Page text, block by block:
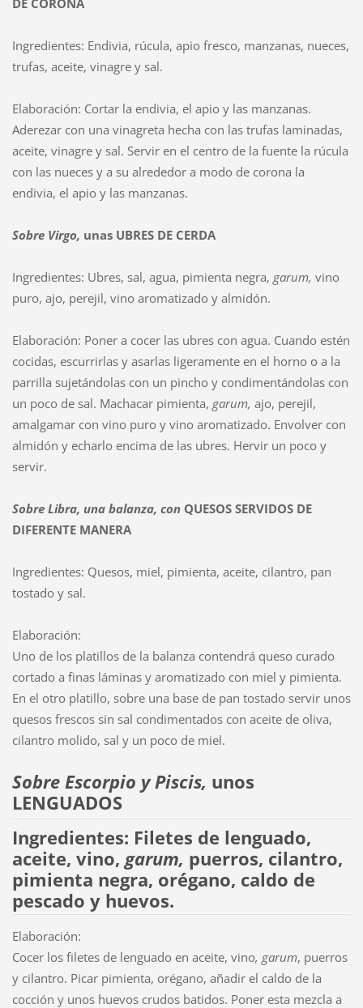
DE CORONA
Ingredientes: Endivia, rúcula, apio fresco, manzanas, nueces,
trufas, aceite, vinagre y sal.
Elaboración: Cortar la endivia, el apio y las manzanas.
Aderezar con una vinagreta hecha con las trufas laminadas,
aceite, vinagre y sal. Servir en el centro de la fuente la rúcula
con las nueces y a su alrededor a modo de corona la
endivia, el apio y las manzanas.
SobreVirgo, unas UBRES DE CERDA
Ingredientes: Ubres, sal, agua, pimienta negra, garum, vino
puro, ajo, perejil, vino aromatizado y almidón.
Elaboración: Poner a cocer las ubres con agua. Cuando estén
cocidas, escurrirlas y asarlas ligeramente en el horno o a la
parrilla sujetándolas con un pincho y condimentándolas con
un poco de sal. Machacar pimienta, garum, ajo, perejil,
amalgamar con vino puro y vino aromatizado. Envolver con
almidón y echarlo encima de las ubres. Hervir un poco y
servir.
SobreLibra, una balanza, conQUESOS SERVIDOS DE
DIFERENTE MANERA
Ingredientes: Quesos, miel, pimienta, aceite, cilantro, pan
tostado y sal.
Elaboración:
Uno de los platillos de la balanza contendrá queso curado
cortado a finas láminas y aromatizado con miel y pimienta.
En el otro platillo, sobre una base de pan tostado servir unos
quesos frescos sin sal condimentados con aceite de oliva,
cilantro molido, sal y un poco de miel.
SobreEscorpio y Piscis, unos
LENGUADOS
Ingredientes: Filetes de lenguado,
aceite, vino, garum, puerros, cilantro,
pimienta negra, orégano, caldo de
pescado y huevos.
Elaboración:
Cocer los filetes de lenguado en aceite, vino, garum, puerros
y cilantro. Picar pimienta, orégano, añadir el caldo de la
cocción y unos huevos crudos batidos. Poner esta mezcla a